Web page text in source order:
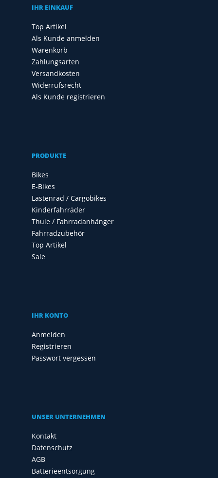
IHR EINKAUF
Top Artikel
Als Kunde anmelden
Warenkorb
Zahlungsarten
Versandkosten
Widerrufsrecht
Als Kunde registrieren
PRODUKTE
Bikes
E-Bikes
Lastenrad / Cargobikes
Kinderfahrräder
Thule / Fahrradanhänger
Fahrradzubehör
Top Artikel
Sale
IHR KONTO
Anmelden
Registrieren
Passwort vergessen
UNSER UNTERNEHMEN
Kontakt
Datenschutz
AGB
Batterieentsorgung